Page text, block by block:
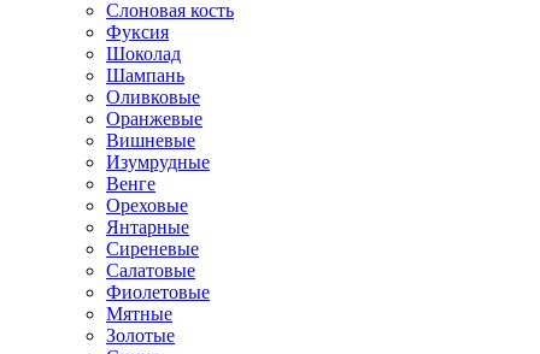
Слоновая кость
Фуксия
Шоколад
Шампань
Оливковые
Оранжевые
Вишневые
Изумрудные
Венге
Ореховые
Янтарные
Сиреневые
Салатовые
Фиолетовые
Мятные
Золотые